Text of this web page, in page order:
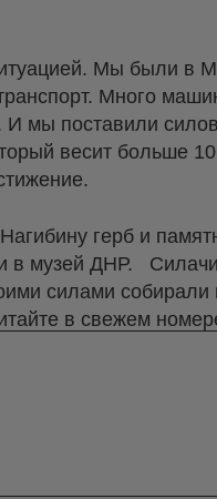
Мы были в
Много
И мы поставили
весит больше
герб и
в музей ДНР.
силами
в свежем